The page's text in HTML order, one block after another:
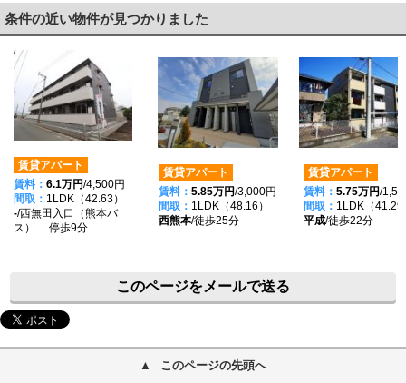
条件の近い物件が見つかりました
賃貸アパート
賃料： 6.1万円/4,500円
間取： 1LDK（42.63）
-/西無田入口（熊本バ
ス） 停歩9分
賃貸アパート
賃料： 5.85万円/3,000円
間取： 1LDK（48.16）
西熊本/徒歩25分
賃貸アパート
賃料： 5.75万円/
間取： 1LDK（41.29
平成/徒歩22分
このページをメールで送る
このページの先頭へ